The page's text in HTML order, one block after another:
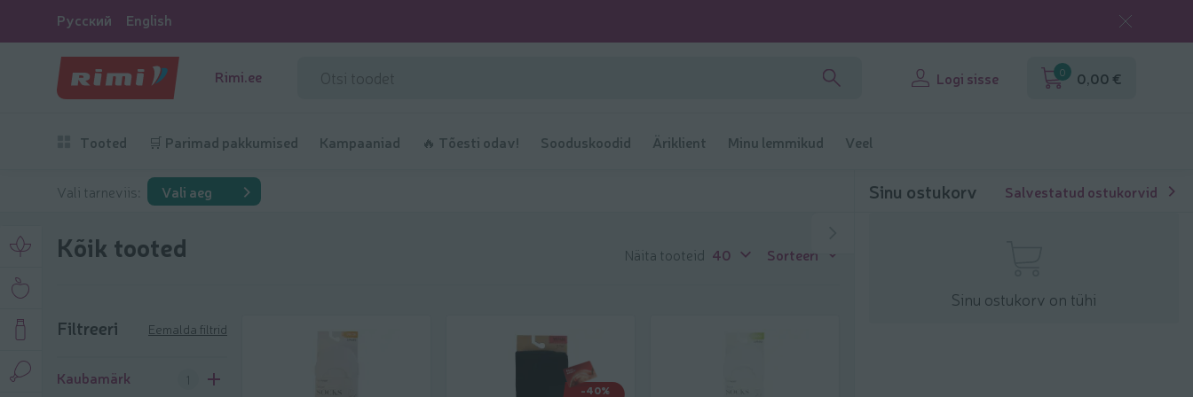
Русский English
Rimi.ee Logi sisse 0 0,00 €
Tooted 🛒 Parimad pakkumised Kampaaniad 🔥 Tõesti odav! Sooduskoodid Äriklient Minu lemmikud Veel
Vali tarneviis: Vali aeg
Kõik tooted Näita tooteid 40 Sorteeri
Filtreeri Eemalda filtrid
Kaubamärk 1
-40%
Sinu ostukorv Salvestatud ostukorvid
Sinu ostukorv on tühi